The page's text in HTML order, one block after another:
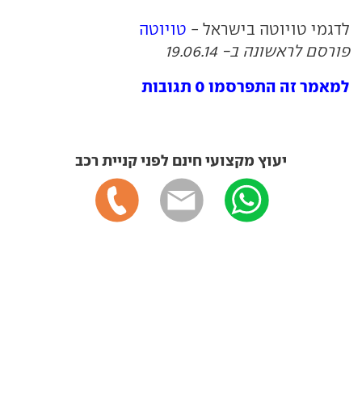
לדגמי טויוטה בישראל - טויוטה
פורסם לראשונה ב- 19.06.14
למאמר זה התפרסמו 0 תגובות
יעוץ מקצועי חינם לפני קניית רכב